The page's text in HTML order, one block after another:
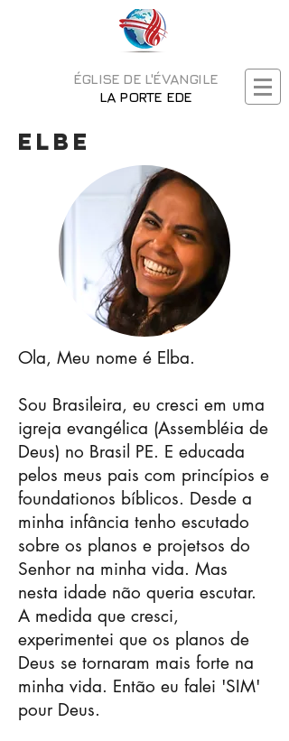
ÉGLISE DE L'ÉVANGILE
LA PORTE EDE
elbe
Ola, Meu nome é Elba.
Sou Brasileira, eu cresci em uma
igreja evangélica (Assembléia de
Deus) no Brasil PE. E educada
pelos meus pais com princípios e
foundationos bíblicos. Desde a
minha infância tenho escutado
sobre os planos e projetsos do
Senhor na minha vida. Mas
nesta idade não queria escutar.
A medida que cresci,
experimentei que os planos de
Deus se tornaram mais forte na
minha vida. Então eu falei 'SIM'
pour Deus.